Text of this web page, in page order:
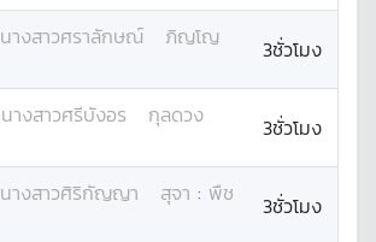
นางสาวศราลักษณ์
ภิญโญ
3ชั่วโมง
นางสาวศรีบังอร
กุลดวง
3ชั่วโมง
นางสาวศิริกัญญา สุจา : พืช
3ชั่วโมง